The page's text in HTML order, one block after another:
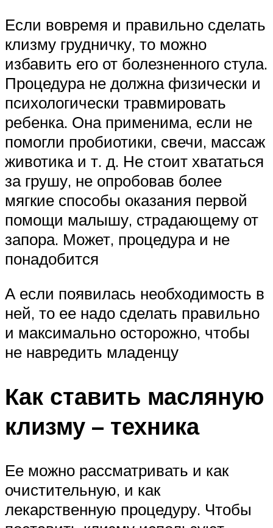
Если вовремя и правильно сделать
клизму грудничку, то можно
избавить его от болезненного стула.
Процедура не должна физически и
психологически травмировать
ребенка. Она применима, если не
помогли пробиотики, свечи, массаж
животика и т. д. Не стоит хвататься
за грушу, не опробовав более
мягкие способы оказания первой
помощи малышу, страдающему от
запора. Может, процедура и не
понадобится
А если появилась необходимость в
ней, то ее надо сделать правильно
и максимально осторожно, чтобы
не навредить младенцу
Как ставить масляную
клизму – техника
Ее можно рассматривать и как
очистительную, и как
лекарственную процедуру. Чтобы